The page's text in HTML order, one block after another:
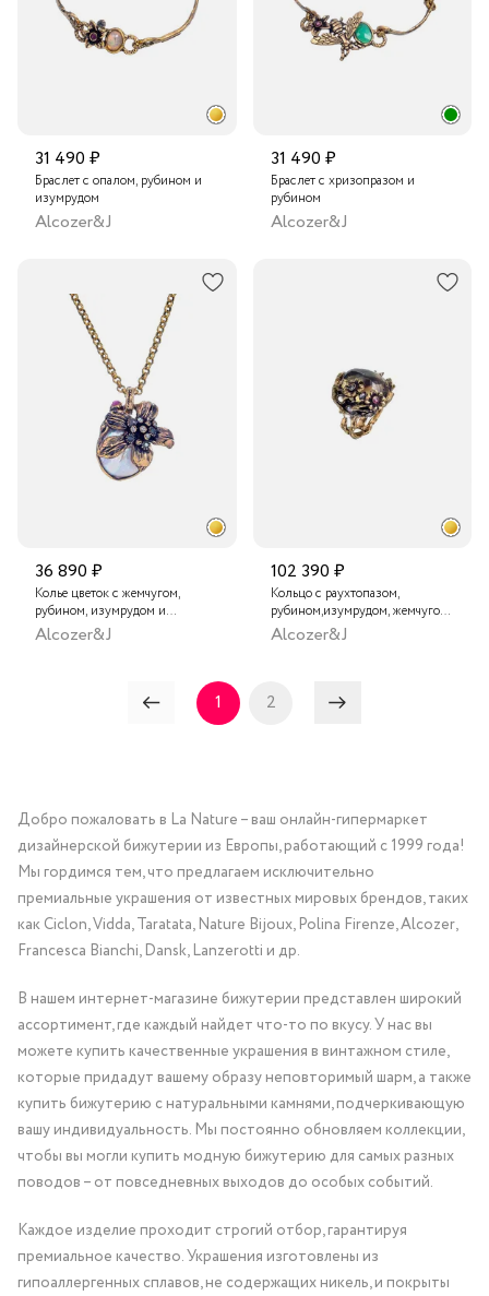
31 490 ₽
Браслет с опалом, рубином и
изумрудом
Alcozer&J
31 490 ₽
Браслет с хризопразом и
рубином
Alcozer&J
36 890 ₽
Колье цветок с жемчугом,
рубином, изумрудом и
кристаллами Swarovski
Alcozer&J
102 390 ₽
Кольцо с раухтопазом,
рубином,изумрудом, жемчугом
и кристаллами Swarovski
Alcozer&J
1 2
Добро пожаловать в La Nature – ваш онлайн-гипермаркет
дизайнерской бижутерии из Европы, работающий с 1999 года!
Мы гордимся тем, что предлагаем исключительно
премиальные украшения от известных мировых брендов, таких
как Ciclon, Vidda, Taratata, Nature Bijoux, Polina Firenze, Alcozer,
Francesca Bianchi, Dansk, Lanzerotti и др.
В нашем интернет-магазине бижутерии представлен широкий
ассортимент, где каждый найдет что-то по вкусу. У нас вы
можете купить качественные украшения в винтажном стиле,
которые придадут вашему образу неповторимый шарм, а также
купить бижутерию с натуральными камнями, подчеркивающую
вашу индивидуальность. Мы постоянно обновляем коллекции,
чтобы вы могли купить модную бижутерию для самых разных
поводов – от повседневных выходов до особых событий.
Каждое изделие проходит строгий отбор, гарантируя
премиальное качество. Украшения изготовлены из
гипоаллергенных сплавов, не содержащих никель, и покрыты